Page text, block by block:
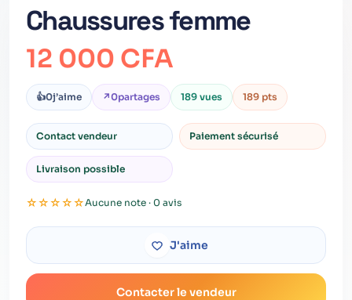
Chaussures femme
12 000 CFA
👍0j’aime ↗0partages 189 vues 189 pts
Contact vendeur Paiement sécurisé
Livraison possible
☆☆☆☆☆Aucune note · 0 avis
J'aime
Contacter le vendeur